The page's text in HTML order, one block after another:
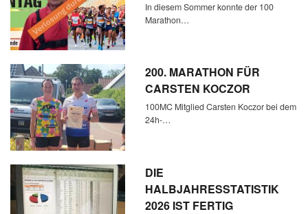
In diesem Sommer konnte der 100
Marathon…
200. MARATHON FÜR
CARSTEN KOCZOR
100MC Mitglied Carsten Koczor bei dem
24h-…
DIE
HALBJAHRESSTATISTIK
2026 IST FERTIG